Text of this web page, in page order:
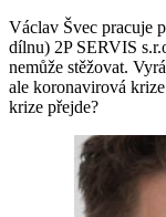
Václav Švec pracuje
dílnu) 2P SERVIS
nemůže stěžovat.
ale koronavirová
krize přejde?